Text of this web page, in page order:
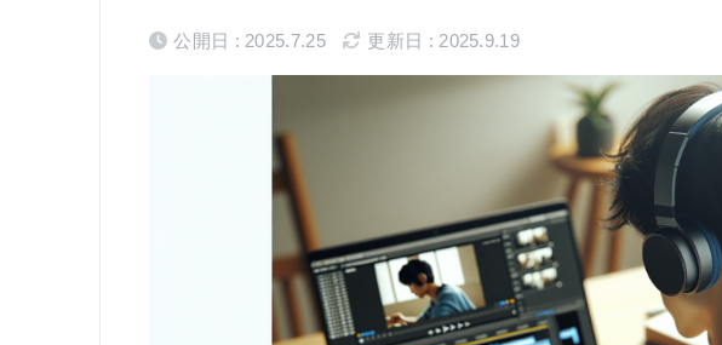
公開日 : 2025.7.25 更新日 : 2025.9.19